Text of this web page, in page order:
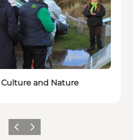
and Nature
Föregående
Nästa